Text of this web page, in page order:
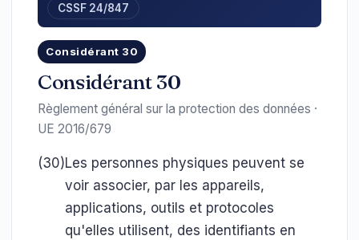
CSSF 24/847
Considérant 30
Considérant 30
Règlement général sur la protection des données ·
UE 2016/679
(30)Les personnes physiques peuvent se
voir associer, par les appareils,
applications, outils et protocoles
qu'elles utilisent, des identifiants en